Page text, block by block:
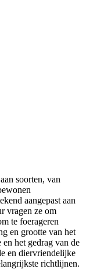
soorten, van
aangepast aan
vragen ze om
te foerageren
en grootte van het
het gedrag van de
en diervriendelijke
richtlijnen.